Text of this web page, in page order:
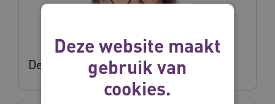
Deanne Verkroost
Deze website maakt
gebruik van
cookies.